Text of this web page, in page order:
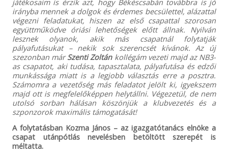
játékosaim is érzik azt, hogy Békéscsabán továbbra is jó
irányba mennek a dolgok és érdemes becsülettel, alázattal
végezni feladatukat, hiszen az első csapattal szorosan
együttműködve óriási lehetőségek előtt állnak. Nyilván
lesznek olyanok, akik más csapatnál folytatják
pályafutásukat – nekik sok szerencsét kívánok. Az új
szezonban márSzenti Zoltánkollégám vezeti majd az NB3-
as csapatot, aki tudása, tapasztalata, pályafutása és edzői
munkássága miatt is a legjobb választás erre a posztra.
Számomra a vezetőség más feladatot jelölt ki, igyekszem
majd ott is megfelelőképpen helytállni. Végezetül, de nem
utolsó sorban hálásan köszönjük a klubvezetés és a
szponzorok maximális támogatását!
A folytatásban Kozma János – az igazgatótanács elnöke a
csapat utánpótlás nevelésben betöltött szerepét is
méltatta.